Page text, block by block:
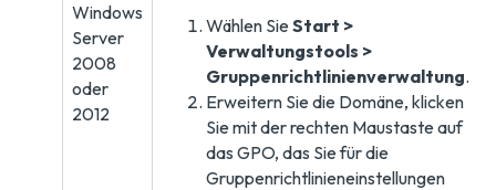
Windows
Server
2008
oder
2012
Wählen SieStart >
Verwaltungstools >
Gruppenrichtlinienverwaltung.
Erweitern Sie die Domäne, klicken
Sie mit der rechten Maustaste auf
das GPO, das Sie für die
Gruppenrichtlinieneinstellungen